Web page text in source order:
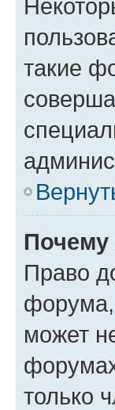
такие
Почему
Право
форума,
может
только